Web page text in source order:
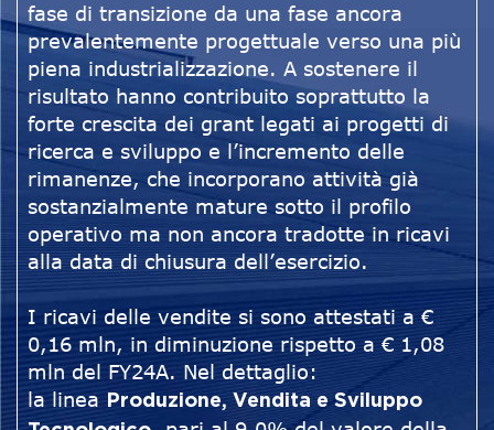
fase di transizione da una fase ancora
prevalentemente progettuale verso una più
piena industrializzazione. A sostenere il
risultato hanno contribuito soprattutto la
forte crescita dei grant legati ai progetti di
ricerca e sviluppo e l’incremento delle
rimanenze, che incorporano attività già
sostanzialmente mature sotto il profilo
operativo ma non ancora tradotte in ricavi
alla data di chiusura dell’esercizio.
I ricavi delle vendite si sono attestati a €
0,16 mln, in diminuzione rispetto a € 1,08
mln del FY24A. Nel dettaglio:
la linea
Produzione, Vendita e Sviluppo